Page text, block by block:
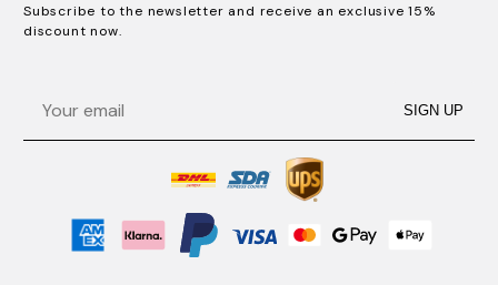
Subscribe to the newsletter and receive an exclusive 15%
discount now.
SIGN UP